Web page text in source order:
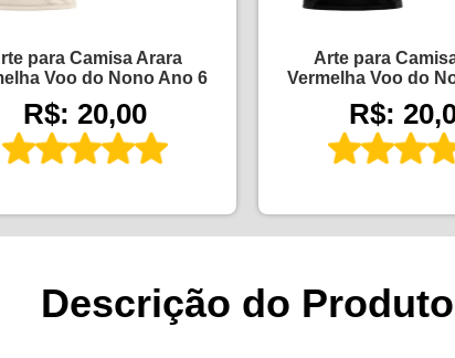
para Camisa Arara
Voo do Nono Ano 6
R$: 20,00
Arte para
Vermelha Voo do
R$:
Descrição do Produto